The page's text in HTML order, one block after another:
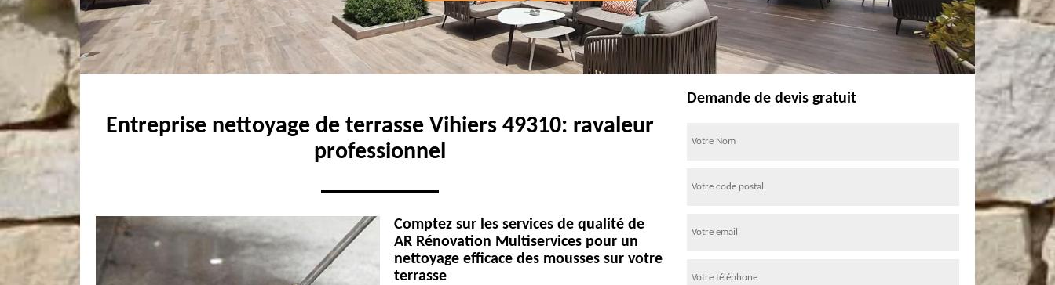
Entreprise nettoyage de terrasse Vihiers 49310: ravaleur
professionnel
Comptez sur les services de qualité de
AR Rénovation Multiservices pour un
nettoyage efficace des mousses sur votre
terrasse
Demande de devis gratuit